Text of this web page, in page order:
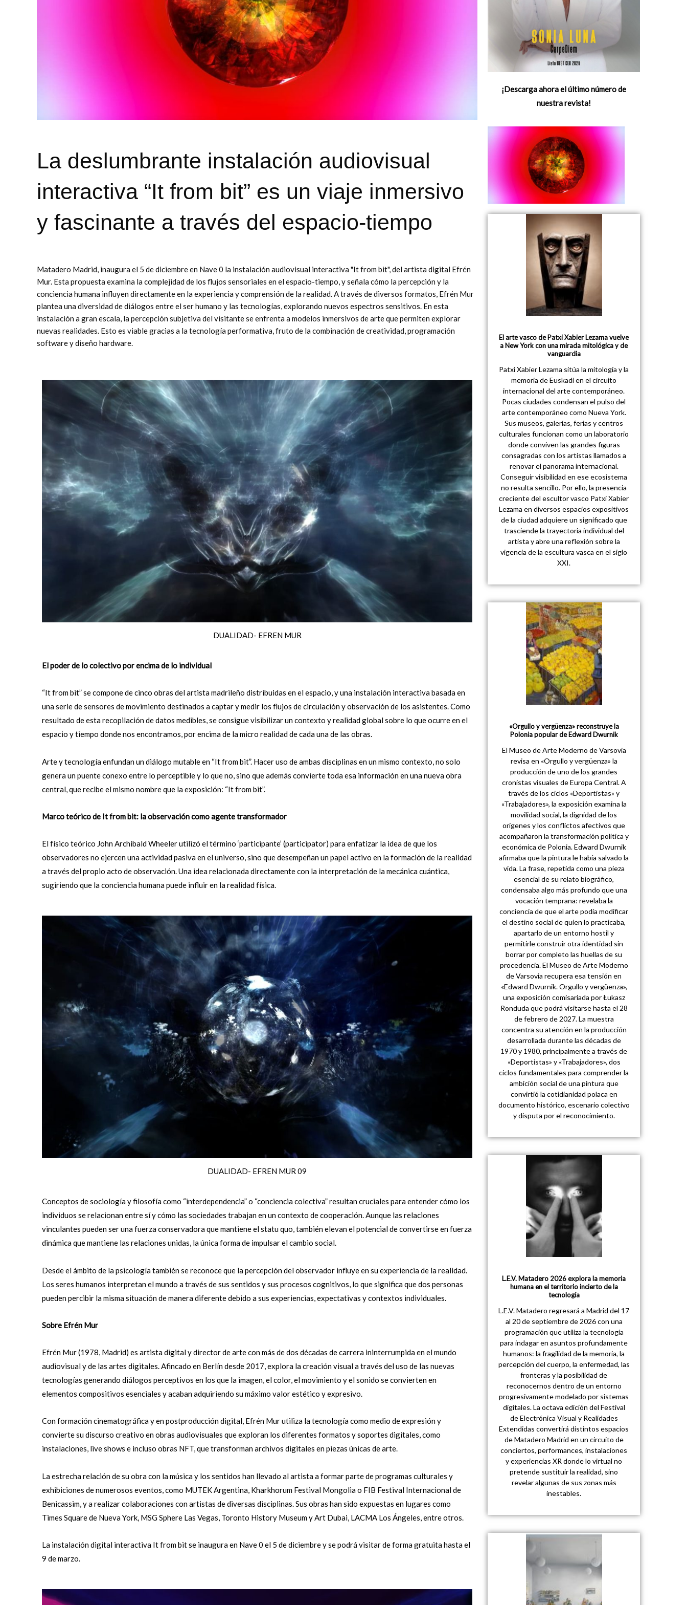
La deslumbrante instalación audiovisual
interactiva “It from bit” es un viaje inmersivo
y fascinante a través del espacio-tiempo
Matadero Madrid, inaugura el 5 de diciembre en Nave 0 la instalación audiovisual interactiva "It from bit", del artista digital Efrén
Mur. Esta propuesta examina la complejidad de los flujos sensoriales en el espacio-tiempo, y señala cómo la percepción y la
conciencia humana influyen directamente en la experiencia y comprensión de la realidad. A través de diversos formatos, Efrén Mur
plantea una diversidad de diálogos entre el ser humano y las tecnologías, explorando nuevos espectros sensitivos. En esta
instalación a gran escala, la percepción subjetiva del visitante se enfrenta a modelos inmersivos de arte que permiten explorar
nuevas realidades. Esto es viable gracias a la tecnología performativa, fruto de la combinación de creatividad, programación
software y diseño hardware.
DUALIDAD- EFREN MUR
El poder de lo colectivo por encima de lo individual
“It from bit” se compone de cinco obras del artista madrileño distribuidas en el espacio, y una instalación interactiva basada en
una serie de sensores de movimiento destinados a captar y medir los flujos de circulación y observación de los asistentes. Como
resultado de esta recopilación de datos medibles, se consigue visibilizar un contexto y realidad global sobre lo que ocurre en el
espacio y tiempo donde nos encontramos, por encima de la micro realidad de cada una de las obras.
Arte y tecnología enfundan un diálogo mutable en “It from bit”. Hacer uso de ambas disciplinas en un mismo contexto, no solo
genera un puente conexo entre lo perceptible y lo que no, sino que además convierte toda esa información en una nueva obra
central, que recibe el mismo nombre que la exposición: “It from bit”.
Marco teórico de It from bit: la observación como agente transformador
El físico teórico John Archibald Wheeler utilizó el término ‘participante’ (participator) para enfatizar la idea de que los
observadores no ejercen una actividad pasiva en el universo, sino que desempeñan un papel activo en la formación de la realidad
a través del propio acto de observación. Una idea relacionada directamente con la interpretación de la mecánica cuántica,
sugiriendo que la conciencia humana puede influir en la realidad física.
DUALIDAD- EFREN MUR 09
Conceptos de sociología y filosofía como “interdependencia” o “conciencia colectiva” resultan cruciales para entender cómo los
individuos se relacionan entre sí y cómo las sociedades trabajan en un contexto de cooperación. Aunque las relaciones
vinculantes pueden ser una fuerza conservadora que mantiene el statu quo, también elevan el potencial de convertirse en fuerza
dinámica que mantiene las relaciones unidas, la única forma de impulsar el cambio social.
Desde el ámbito de la psicología también se reconoce que la percepción del observador influye en su experiencia de la realidad.
Los seres humanos interpretan el mundo a través de sus sentidos y sus procesos cognitivos, lo que significa que dos personas
pueden percibir la misma situación de manera diferente debido a sus experiencias, expectativas y contextos individuales.
Sobre Efrén Mur
Efrén Mur (1978, Madrid) es artista digital y director de arte con más de dos décadas de carrera ininterrumpida en el mundo
audiovisual y de las artes digitales. Afincado en Berlín desde 2017, explora la creación visual a través del uso de las nuevas
tecnologías generando diálogos perceptivos en los que la imagen, el color, el movimiento y el sonido se convierten en
elementos compositivos esenciales y acaban adquiriendo su máximo valor estético y expresivo.
Con formación cinematográfica y en postproducción digital, Efrén Mur utiliza la tecnología como medio de expresión y
convierte su discurso creativo en obras audiovisuales que exploran los diferentes formatos y soportes digitales, como
instalaciones, live shows e incluso obras NFT, que transforman archivos digitales en piezas únicas de arte.
La estrecha relación de su obra con la música y los sentidos han llevado al artista a formar parte de programas culturales y
exhibiciones de numerosos eventos, como MUTEK Argentina, Kharkhorum Festival Mongolia o FIB Festival Internacional de
Benicassim, y a realizar colaboraciones con artistas de diversas disciplinas. Sus obras han sido expuestas en lugares como
Times Square de Nueva York, MSG Sphere Las Vegas, Toronto History Museum y Art Dubai, LACMA Los Ángeles, entre otros.
La instalación digital interactiva It from bit se inaugura en Nave 0 el 5 de diciembre y se podrá visitar de forma gratuita hasta el
9 de marzo.
¡Descarga ahora el último número de
nuestra revista!
El arte vasco de Patxi Xabier Lezama vuelve
a New York con una mirada mitológica y de
vanguardia
Patxi Xabier Lezama sitúa la mitología y la
memoria de Euskadi en el circuito
internacional del arte contemporáneo.
Pocas ciudades condensan el pulso del
arte contemporáneo como Nueva York.
Sus museos, galerías, ferias y centros
culturales funcionan como un laboratorio
donde conviven las grandes figuras
consagradas con los artistas llamados a
renovar el panorama internacional.
Conseguir visibilidad en ese ecosistema
no resulta sencillo. Por ello, la presencia
creciente del escultor vasco Patxi Xabier
Lezama en diversos espacios expositivos
de la ciudad adquiere un significado que
trasciende la trayectoria individual del
artista y abre una reflexión sobre la
vigencia de la escultura vasca en el siglo
XXI.
«Orgullo y vergüenza» reconstruye la
Polonia popular de Edward Dwurnik
El Museo de Arte Moderno de Varsovia
revisa en «Orgullo y vergüenza» la
producción de uno de los grandes
cronistas visuales de Europa Central. A
través de los ciclos «Deportistas» y
«Trabajadores», la exposición examina la
movilidad social, la dignidad de los
orígenes y los conflictos afectivos que
acompañaron la transformación política y
económica de Polonia. Edward Dwurnik
afirmaba que la pintura le había salvado la
vida. La frase, repetida como una pieza
esencial de su relato biográfico,
condensaba algo más profundo que una
vocación temprana: revelaba la
conciencia de que el arte podía modificar
el destino social de quien lo practicaba,
apartarlo de un entorno hostil y
permitirle construir otra identidad sin
borrar por completo las huellas de su
procedencia. El Museo de Arte Moderno
de Varsovia recupera esa tensión en
«Edward Dwurnik. Orgullo y vergüenza»,
una exposición comisariada por Łukasz
Ronduda que podrá visitarse hasta el 28
de febrero de 2027. La muestra
concentra su atención en la producción
desarrollada durante las décadas de
1970 y 1980, principalmente a través de
«Deportistas» y «Trabajadores», dos
ciclos fundamentales para comprender la
ambición social de una pintura que
convirtió la cotidianidad polaca en
documento histórico, escenario colectivo
y disputa por el reconocimiento.
L.E.V. Matadero 2026 explora la memoria
humana en el territorio incierto de la
tecnología
L.E.V. Matadero regresará a Madrid del 17
al 20 de septiembre de 2026 con una
programación que utiliza la tecnología
para indagar en asuntos profundamente
humanos: la fragilidad de la memoria, la
percepción del cuerpo, la enfermedad, las
fronteras y la posibilidad de
reconocernos dentro de un entorno
progresivamente modelado por sistemas
digitales. La octava edición del Festival
de Electrónica Visual y Realidades
Extendidas convertirá distintos espacios
de Matadero Madrid en un circuito de
conciertos, performances, instalaciones
y experiencias XR donde lo virtual no
pretende sustituir la realidad, sino
revelar algunas de sus zonas más
inestables.